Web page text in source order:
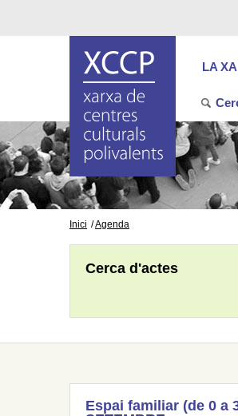
LA
Inici Agenda
Cerca d'actes
Espai familiar (de 0 a